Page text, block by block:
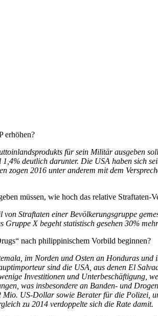
erhöhen?
für sein Militär ausgeben
deutlich darunter. Die USA haben sich
2016 unter anderem mit dem
müssen, wie hoch das relative Straftaten-
Straftaten einer Bevölkerungsgruppe
X begeht statistisch gesehen 30%
nach philippinischem Vorbild beginnen?
im Norden und Osten an Honduras und
sind die USA, aus denen El
Investitionen und Unterbeschäftigung,
was insbesondere an Banden- und
Mio. US-Dollar sowie Berater für die Polizei,
zu 2014 verdoppelte sich die Rate damit.